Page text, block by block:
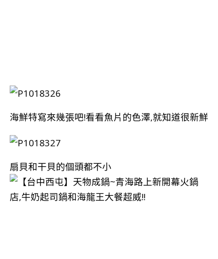
海鮮特寫來幾張吧!看看魚片的色澤,就知道很新鮮
扇貝和干貝的個頭都不小